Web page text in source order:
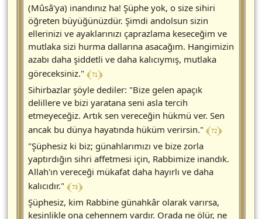
(Mûsâ'ya) inandınız ha! Şüphe yok, o size sihiri
öğreten büyüğünüzdür. Şimdi andolsun sizin
ellerinizi ve ayaklarınızı çaprazlama keseceğim ve
mutlaka sizi hurma dallarına asacağım. Hangimizin
azabı daha şiddetli ve daha kalıcıymış, mutlaka
göreceksiniz." ﴾ 71 ﴿
Sihirbazlar şöyle dediler: "Bize gelen apaçık
delillere ve bizi yaratana seni asla tercih
etmeyeceğiz. Artık sen vereceğin hükmü ver. Sen
ancak bu dünya hayatında hüküm verirsin." ﴾ 72 ﴿
"Şüphesiz ki biz; günahlarımızı ve bize zorla
yaptırdığın sihri affetmesi için, Rabbimize inandık.
Allah'ın vereceği mükafat daha hayırlı ve daha
kalıcıdır." ﴾ 73 ﴿
Şüphesiz, kim Rabbine günahkâr olarak varırsa,
kesinlikle ona cehennem vardır. Orada ne ölür, ne